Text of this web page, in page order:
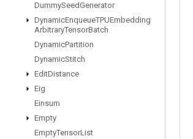
DummySeedGenerator
DynamicEnqueueTPUEmbedding
ArbitraryTensorBatch
DynamicPartition
DynamicStitch
EditDistance
Eig
Einsum
Empty
EmptyTensorList